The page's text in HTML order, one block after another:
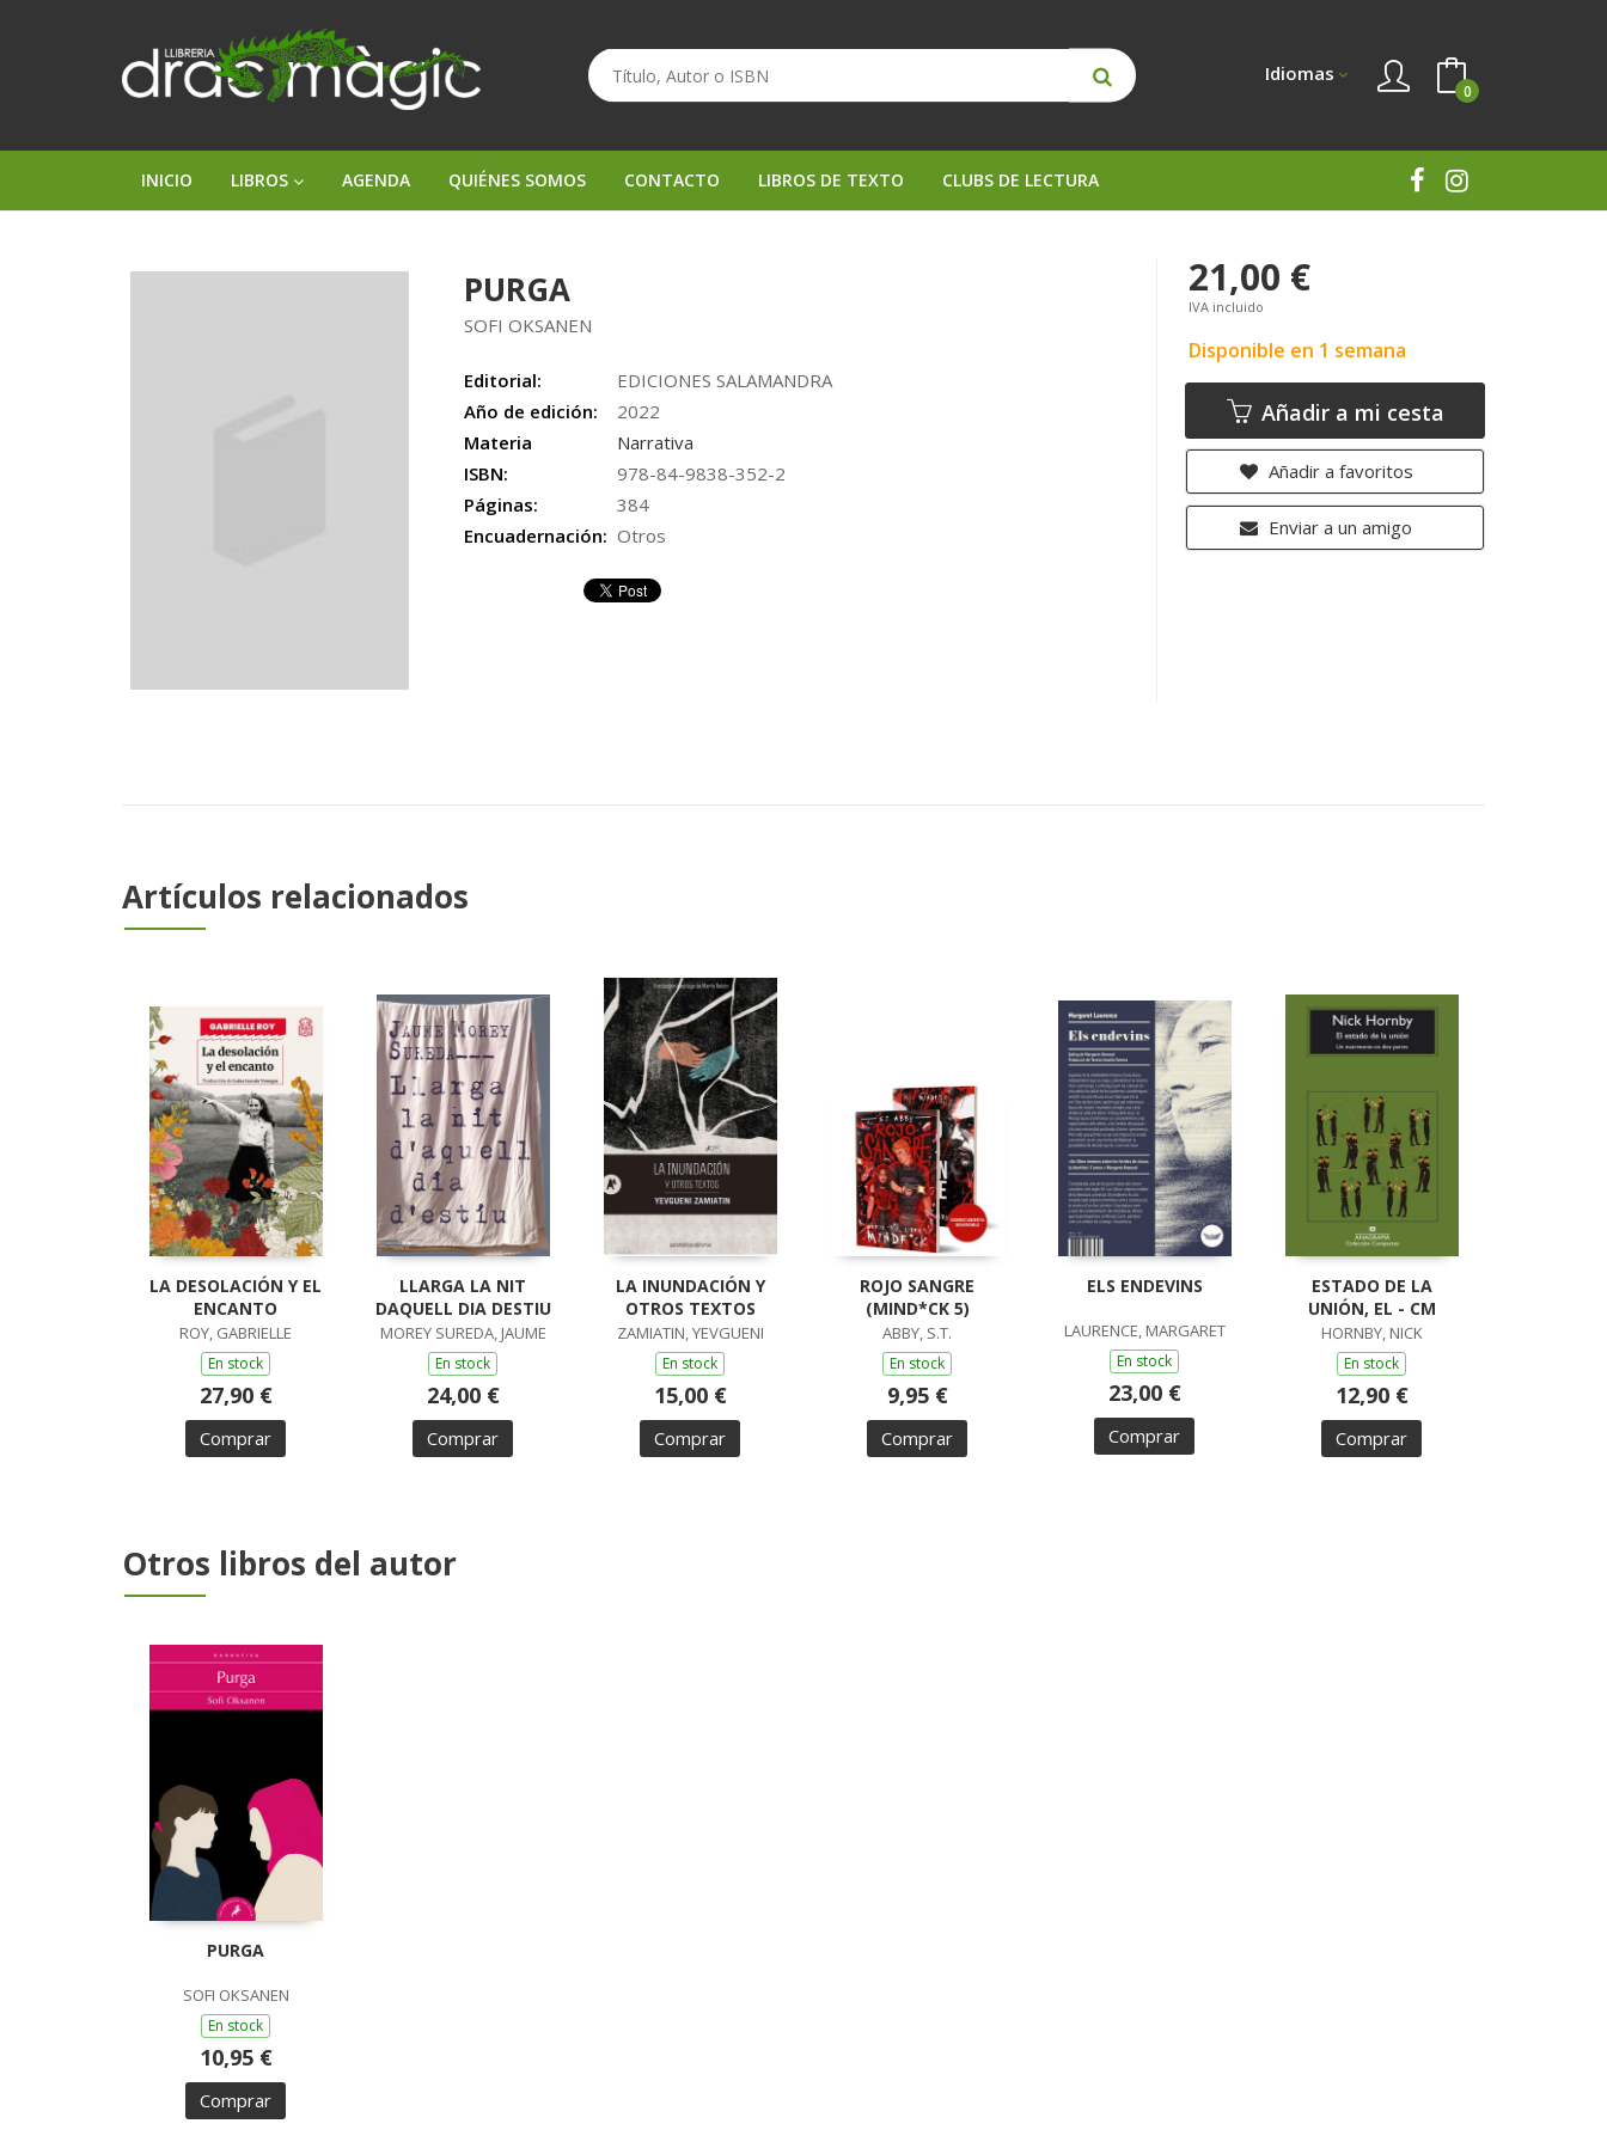
Idiomas
0
INICIO LIBROS AGENDA QUIÉNES SOMOS CONTACTO LIBROS DE TEXTO CLUBS DE LECTURA
PURGA
SOFI OKSANEN
Editorial:
EDICIONES SALAMANDRA
Año de edición:
2022
Materia
Narrativa
ISBN:
978-84-9838-352-2
Páginas:
384
Encuadernación: Otros
21,00 €
IVA incluido
Disponible en 1 semana
Añadir a mi cesta
Añadir a favoritos
Enviar a un amigo
Artículos relacionados
LA DESOLACIÓN Y EL
ENCANTO
ROY, GABRIELLE
En stock
27,90 €
Comprar
LLARGA LA NIT
DAQUELL DIA DESTIU
MOREY SUREDA, JAUME
En stock
24,00 €
Comprar
LA INUNDACIÓN Y
OTROS TEXTOS
ZAMIATIN, YEVGUENI
En stock
15,00 €
Comprar
ROJO SANGRE
(MIND*CK 5)
ABBY, S.T.
En stock
9,95 €
Comprar
ELS ENDEVINS
LAURENCE, MARGARET
En stock
23,00 €
Comprar
ESTADO DE LA
UNIÓN, EL - CM
HORNBY, NICK
En stock
12,90 €
Comprar
Otros libros del autor
PURGA
SOFI OKSANEN
En stock
10,95 €
Comprar